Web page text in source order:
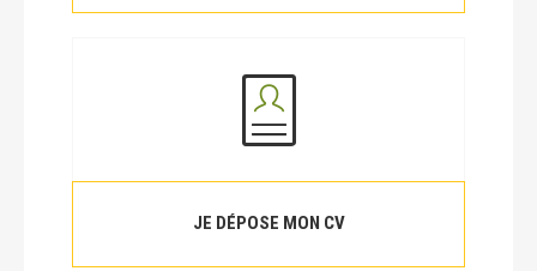
JE DÉPOSE MON CV